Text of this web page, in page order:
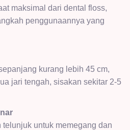
maksimal dari dental floss,
penggunaannya yang
kurang lebih 45 cm,
jari tengah, sisakan sekitar 2-5
untuk memegang dan